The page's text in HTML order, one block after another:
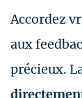
Accordez
aux
précieux.